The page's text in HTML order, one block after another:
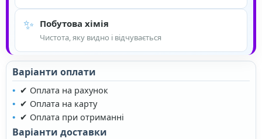
✨ Побутова хімія
Чистота, яку видно і відчувається
Варіанти оплати
✔ Оплата на рахунок
✔ Оплата на карту
✔ Оплата при отриманні
Варіанти доставки
❤